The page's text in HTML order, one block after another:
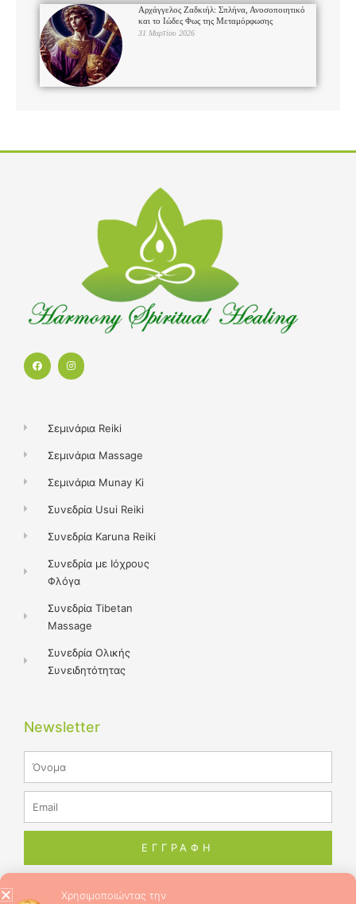
Αρχάγγελος Ζαδκιήλ: Σπλήνα, Ανοσοποιητικό
και το Ιώδες Φως της Μεταμόρφωσης
31 Μαρτίου 2026
F
a
I
n
m
Σεμινάρια Reiki
Σεμινάρια Massage
Σεμινάρια Munay Ki
Συνεδρία Usui Reiki
Συνεδρία Karuna Reiki
Συνεδρία με Ιόχρους
Φλόγα
Συνεδρία Tibetan
Massage
Συνεδρία Ολικής
Συνειδητότητας
Newsletter
ΕΓΓΡΑΦΗ
Χρησιμοποιώντας την